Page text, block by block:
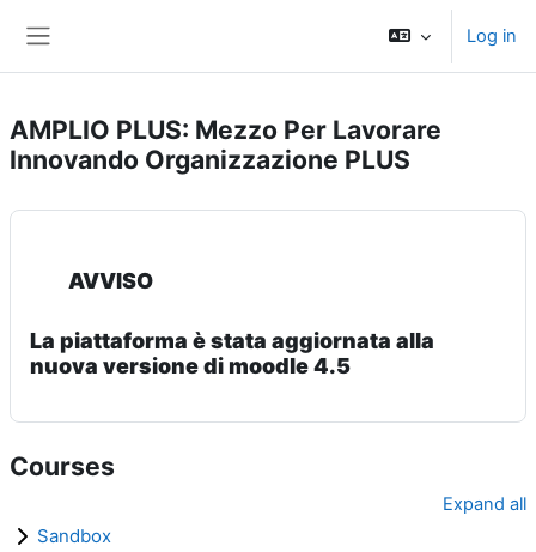
Log in
AMPLIO PLUS: Mezzo Per Lavorare
Innovando Organizzazione PLUS
AVVISO
La piattaforma è stata aggiornata alla
nuova versione di moodle 4.5
Courses
Expand all
Sandbox